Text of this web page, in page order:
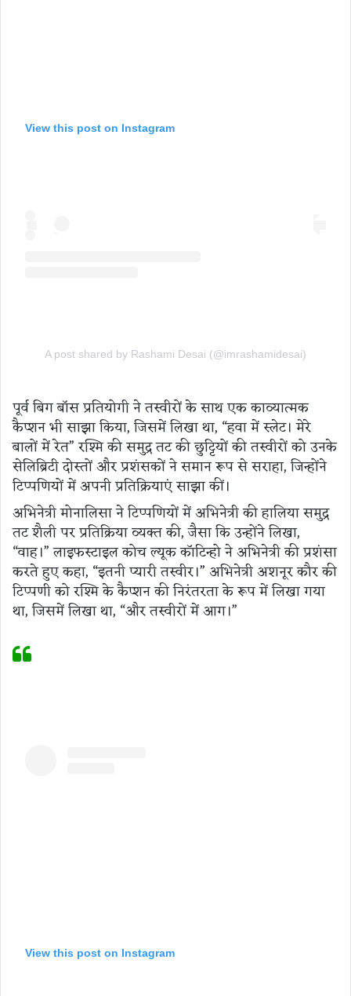
View this post on Instagram
A post shared by Rashami Desai (@imrashamidesai)
पूर्व बिग बॉस प्रतियोगी ने तस्वीरों के साथ एक काव्यात्मक
कैप्शन भी साझा किया, जिसमें लिखा था, “हवा में स्लेट। मेरे
बालों में रेत” रश्मि की समुद्र तट की छुट्टियों की तस्वीरों को उनके
सेलिब्रिटी दोस्तों और प्रशंसकों ने समान रूप से सराहा, जिन्होंने
टिप्पणियों में अपनी प्रतिक्रियाएं साझा कीं।
अभिनेत्री मोनालिसा ने टिप्पणियों में अभिनेत्री की हालिया समुद्र
तट शैली पर प्रतिक्रिया व्यक्त की, जैसा कि उन्होंने लिखा,
“वाह।” लाइफस्टाइल कोच ल्यूक कॉटिन्हो ने अभिनेत्री की प्रशंसा
करते हुए कहा, “इतनी प्यारी तस्वीर।” अभिनेत्री अशनूर कौर की
टिप्पणी को रश्मि के कैप्शन की निरंतरता के रूप में लिखा गया
था, जिसमें लिखा था, “और तस्वीरों में आग।”
View this post on Instagram